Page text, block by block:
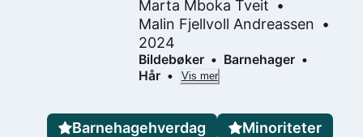
Marta Mboka Tveit
Malin Fjellvoll Andreassen
2024
Bildebøker
Barnehager
Hår
Vis mer
Barnehagehverdag
Minoriteter